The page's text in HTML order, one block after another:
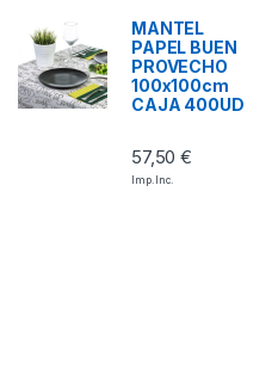
MANTEL
PAPEL BUEN
PROVECHO
100x100cm
CAJA 400UD
57,50€
Imp. Inc.